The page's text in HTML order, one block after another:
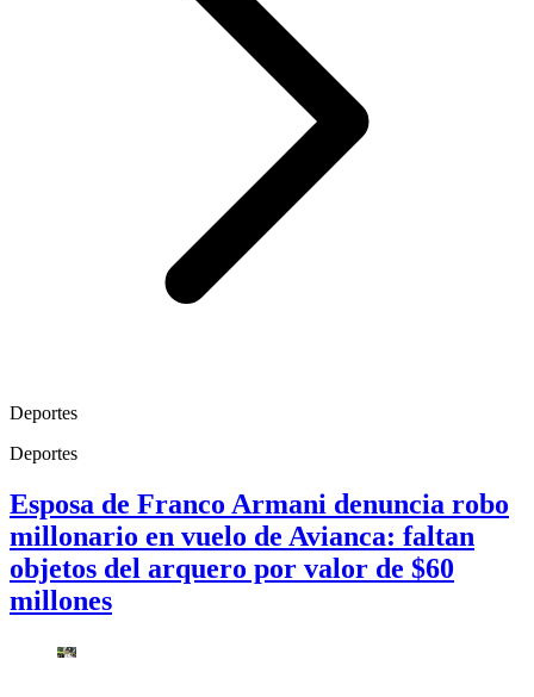
Deportes
Deportes
Esposa de Franco Armani denuncia robo
millonario en vuelo de Avianca: faltan
objetos del arquero por valor de $60
millones